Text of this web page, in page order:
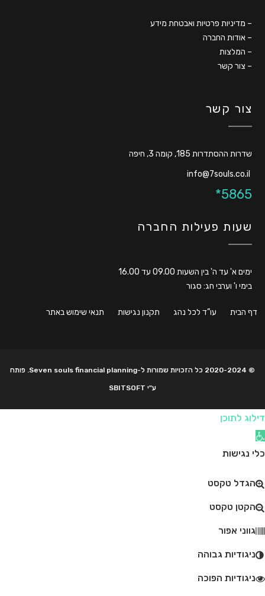
– מדיניות פרטיות ואבטחת מידע
– אודות החברה
– המלצות
– צור קשר
צור קשר
שדרות ההסתדרות 185, קומה 3, חיפה
5865*
שעות פעילות החברה
ימים א' עד ה' בין השעות 09.00 עד 16.00
בימי ו' וערבי חג: סגור
דף הבית עו”ד לכל נהג תקנון נגישות תנאי שימוש באתר
© 2020-2024 כל הזכויות שמורות ל-Seven souls financial planning. פותח
ע"י SBITSOFT
דילוג לתוכן
פתח סרגל נגישות
כלי נגישות
הגדל טקסט
הקטן טקסט
גווני אפור
ניגודיות גבוהה
ניגודיות הפוכה